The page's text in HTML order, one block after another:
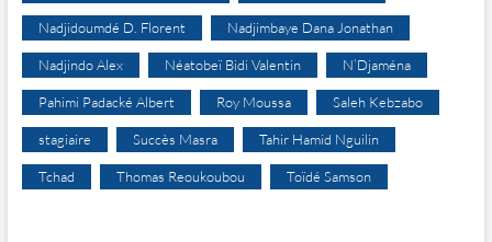
Nadjidoumdé D. Florent Nadjimbaye Dana Jonathan
Nadjindo Alex Néatobeï Bidi Valentin N’Djaména
Pahimi Padacké Albert Roy Moussa Saleh Kebzabo
stagiaire Succès Masra Tahir Hamid Nguilin
Tchad Thomas Reoukoubou Toïdé Samson